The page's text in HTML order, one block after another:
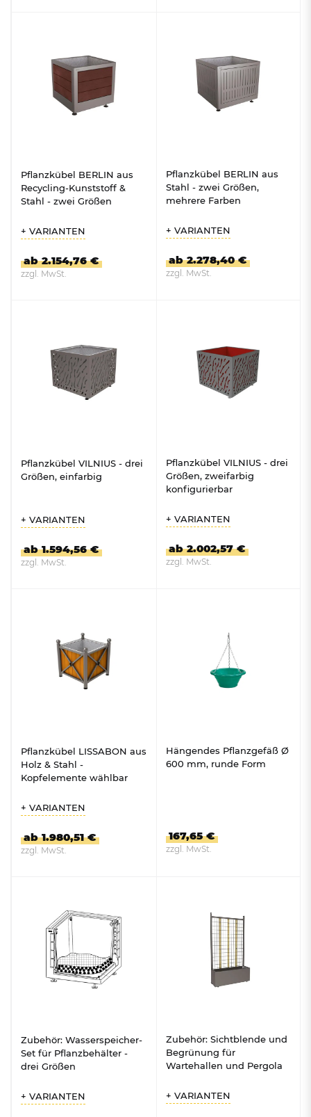
Pflanzkübel BERLIN aus
Recycling-Kunststoff &
Stahl - zwei Größen
+ VARIANTEN
ab 2.154,76 €
zzgl. MwSt.
Pflanzkübel BERLIN aus
Stahl - zwei Größen,
mehrere Farben
+ VARIANTEN
ab 2.278,40 €
zzgl. MwSt.
Pflanzkübel VILNIUS - drei
Größen, einfarbig
+ VARIANTEN
ab 1.594,56 €
zzgl. MwSt.
Pflanzkübel VILNIUS - drei
Größen, zweifarbig
konfigurierbar
+ VARIANTEN
ab 2.002,57 €
zzgl. MwSt.
Pflanzkübel LISSABON aus
Holz & Stahl -
Kopfelemente wählbar
+ VARIANTEN
ab 1.980,51 €
zzgl. MwSt.
Hängendes Pflanzgefäß Ø
600 mm, runde Form
167,65 €
zzgl. MwSt.
Zubehör: Wasserspeicher-
Set für Pflanzbehälter -
drei Größen
+ VARIANTEN
Zubehör: Sichtblende und
Begrünung für
Wartehallen und Pergola
+ VARIANTEN